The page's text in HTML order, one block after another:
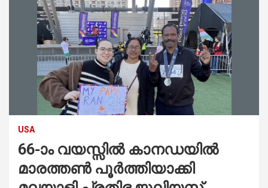
USA
66-ാം വയസ്സിൽ കാനഡയിൽ
മാരത്തൺ പൂർത്തിയാക്കി